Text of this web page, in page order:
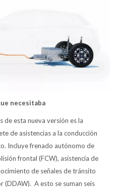
necesitaba
de esta nueva versión es la
de asistencias a la conducción
Incluye frenado autónomo de
frontal (FCW), asistencia de
de señales de tránsito
(DDAW). A esto se suman seis